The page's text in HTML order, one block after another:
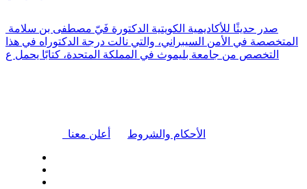
المتخصصة في الأمن السيبراني، والتي نالت درجة الدكتوراه في هذا
التخصص من جامعة بليموث في المملكة المتحدة، كتابًا يحمل ع
أعلن معنا الأحكام والشروط